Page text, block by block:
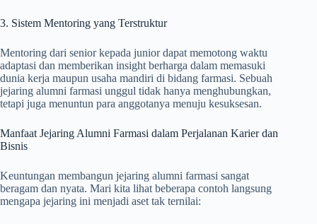
3. Sistem Mentoring yang Terstruktur
Mentoring dari senior kepada junior dapat memotong waktu
adaptasi dan memberikan insight berharga dalam memasuki
dunia kerja maupun usaha mandiri di bidang farmasi. Sebuah
jejaring alumni farmasi unggul tidak hanya menghubungkan,
tetapi juga menuntun para anggotanya menuju kesuksesan.
Manfaat Jejaring Alumni Farmasi dalam Perjalanan Karier dan
Bisnis
Keuntungan membangun jejaring alumni farmasi sangat
beragam dan nyata. Mari kita lihat beberapa contoh langsung
mengapa jejaring ini menjadi aset tak ternilai: